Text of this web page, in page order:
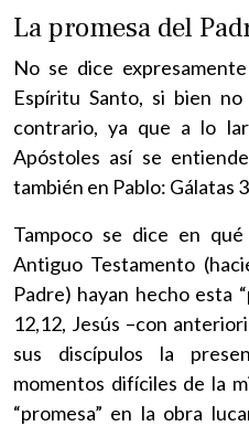
La promesa del
No se dice
Espíritu Santo, si bien
contrario, ya que a lo
Apóstoles así se
también en Pablo: Gálatas
Tampoco se dice en
Antiguo Testamento
Padre) hayan hecho esta
12,12, Jesús –con
sus discípulos la
momentos difíciles de la
“promesa” en la obra